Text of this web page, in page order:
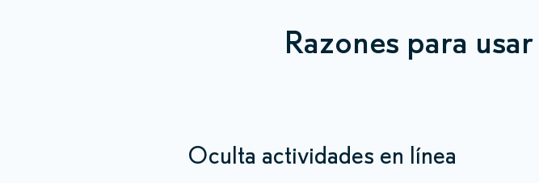
Razones para
Oculta actividades en línea